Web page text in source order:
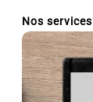
Nos